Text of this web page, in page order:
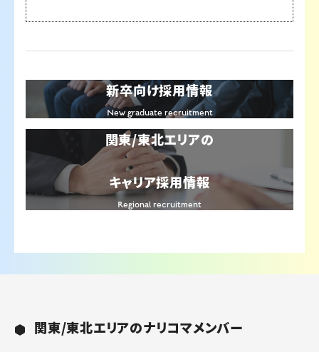
新卒向け採用情報
New graduate recruitment
関東/東北エリアの
キャリア採用情報
Regional recruitment
関東/東北エリアのナリコマメンバー